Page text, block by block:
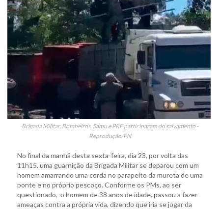
Brigada Militar, Bombeiros, Samu e PRE participaram do salvamento -
Reprodução/FN
No final da manhã desta sexta-feira, dia 23, por volta das
11h15, uma guarnição da Brigada Militar se deparou com um
homem amarrando uma corda no parapeito da mureta de uma
ponte e no próprio pescoço. Conforme os PMs, ao ser
questionado, o homem de 38 anos de idade, passou a fazer
ameaças contra a própria vida, dizendo que iria se jogar da